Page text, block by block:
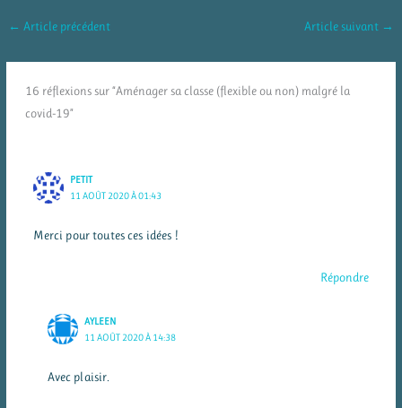
← Article précédent Article suivant →
16 réflexions sur “Aménager sa classe (flexible ou non) malgré la
covid-19”
PETIT
11 AOÛT 2020 À 01:43
Merci pour toutes ces idées !
Répondre
AYLEEN
11 AOÛT 2020 À 14:38
Avec plaisir.